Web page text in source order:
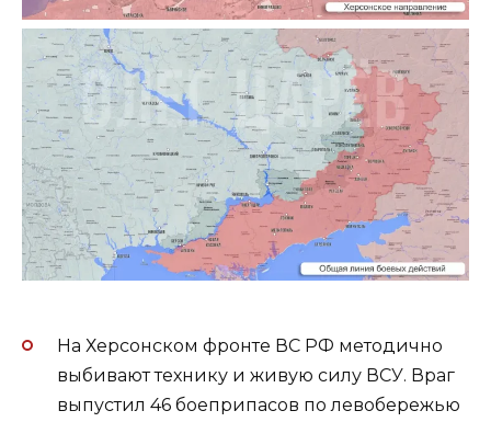
На Херсонском фронте ВС РФ методично
выбивают технику и живую силу ВСУ. Враг
выпустил 46 боеприпасов по левобережью